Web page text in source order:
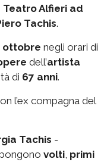
Teatro Alfieri ad
Tachis.
ottobre negli orari di
dell’artista
di 67 anni.
l’ex compagna del
Tachis -
volti primi